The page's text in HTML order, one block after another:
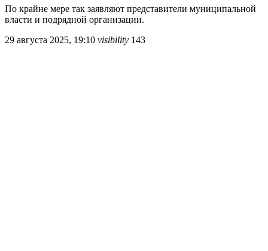
По крайне мере так заявляют представители муниципальной
власти и подрядной организации.
29 августа 2025, 19:10 visibility 143